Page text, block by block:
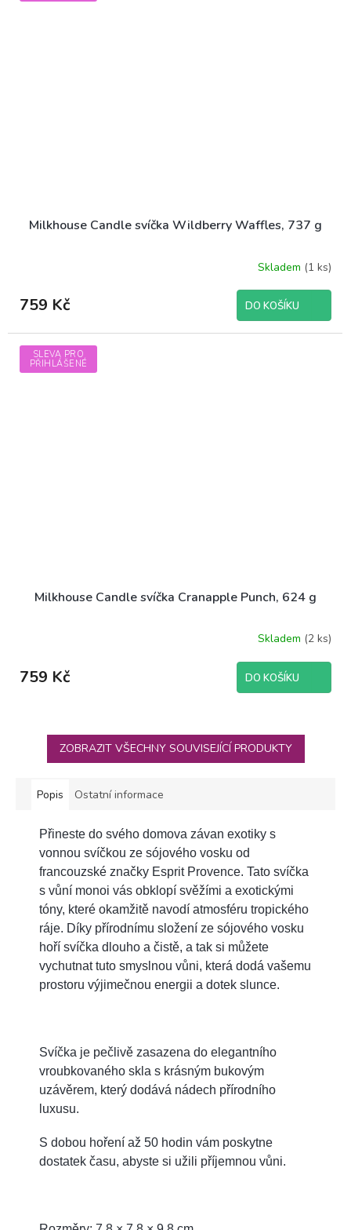
Milkhouse Candle svíčka Wildberry Waffles, 737 g
Skladem (1 ks)
759 Kč DO KOŠÍKU
SLEVA PRO
PŘIHLÁŠENÉ
Milkhouse Candle svíčka Cranapple Punch, 624 g
Skladem (2 ks)
759 Kč DO KOŠÍKU
ZOBRAZIT VŠECHNY SOUVISEJÍCÍ PRODUKTY
Popis Ostatní informace
Přineste do svého domova závan exotiky s
vonnou svíčkou ze sójového vosku od
francouzské značky Esprit Provence. Tato svíčka
s vůní monoi vás obklopí svěžími a exotickými
tóny, které okamžitě navodí atmosféru tropického
ráje. Díky přírodnímu složení ze sójového vosku
hoří svíčka dlouho a čistě, a tak si můžete
vychutnat tuto smyslnou vůni, která dodá vašemu
prostoru výjimečnou energii a dotek slunce.
Svíčka je pečlivě zasazena do elegantního
vroubkovaného skla s krásným bukovým
uzávěrem, který dodává nádech přírodního
luxusu.
S dobou hoření až 50 hodin vám poskytne
dostatek času, abyste si užili příjemnou vůni.